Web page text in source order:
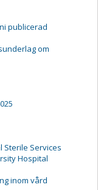
publicerad
om
Sterile Services
Hospital
inom vård